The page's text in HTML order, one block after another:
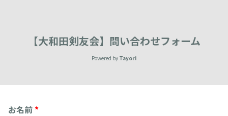
【大和田剣友会】問い合わせフォーム
Powered by Tayori
お名前 *